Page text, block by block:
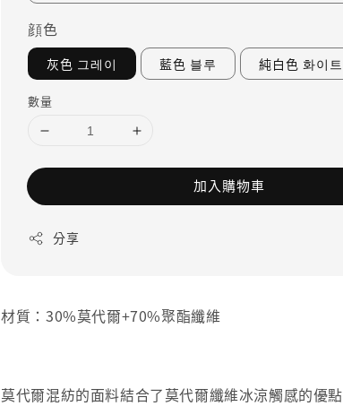
顔色
灰色 그레이 藍色 블루 純白色 화이트
數量
加入購物車
分享
材質：30%莫代爾+70%聚酯纖維
莫代爾混紡的面料結合了莫代爾纖維冰涼觸感的優點